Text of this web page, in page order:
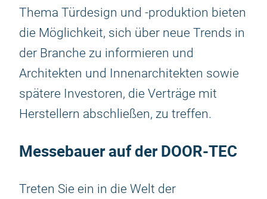
Thema Türdesign und -produktion bieten
die Möglichkeit, sich über neue Trends in
der Branche zu informieren und
Architekten und Innenarchitekten sowie
spätere Investoren, die Verträge mit
Herstellern abschließen, zu treffen.
Messebauer auf der DOOR-TEC
Treten Sie ein in die Welt der